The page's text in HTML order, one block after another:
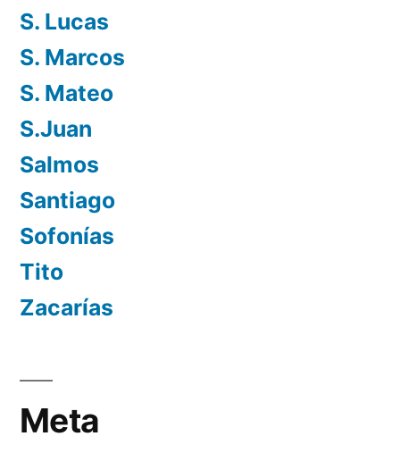
S. Lucas
S. Marcos
S. Mateo
S.Juan
Salmos
Santiago
Sofonías
Tito
Zacarías
Meta